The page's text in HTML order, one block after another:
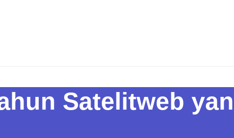
Satelitweb